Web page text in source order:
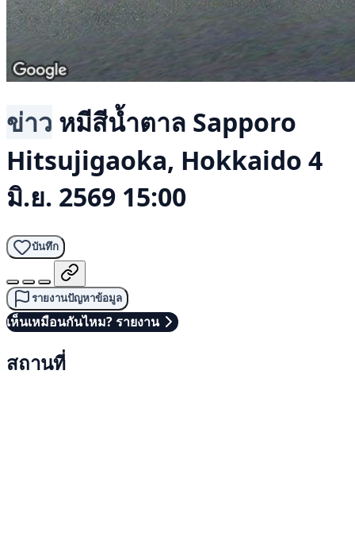
ข่าว หมีสีน้ำตาล Sapporo
Hitsujigaoka, Hokkaido 4
มิ.ย. 2569 15:00
บันทึก
รายงานปัญหาข้อมูล
เห็นเหมือนกันไหม? รายงาน
สถานที่